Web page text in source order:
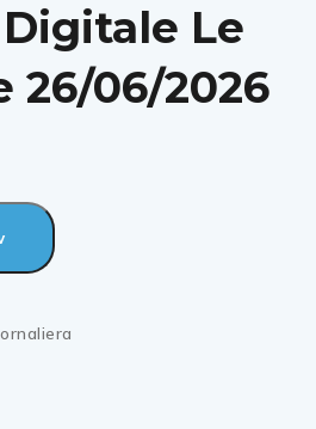
Le
26/06/2026